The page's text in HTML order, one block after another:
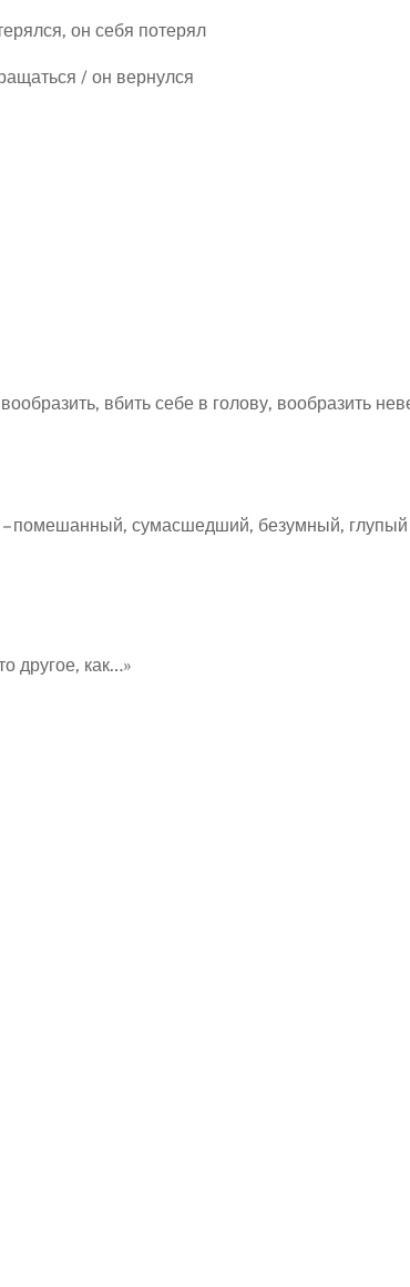
он себя потерял
/ он вернулся
вбить себе в голову, вообразить
помешанный, сумасшедший, безумный, глупый
другое, как…»